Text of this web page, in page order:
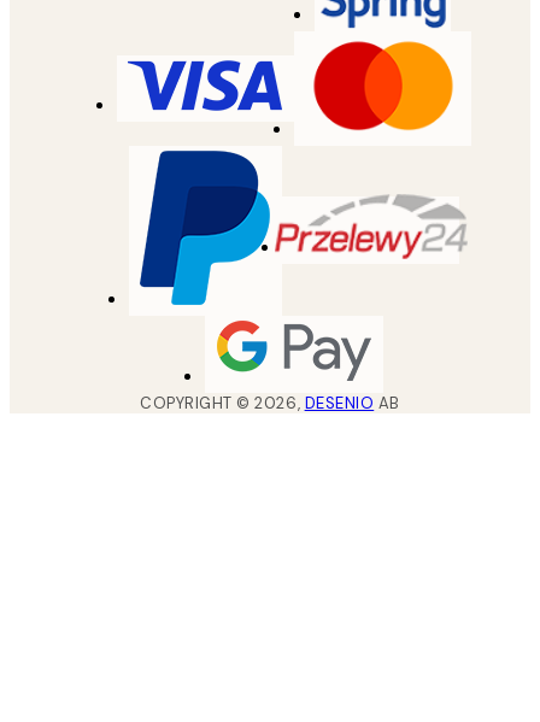
COPYRIGHT ©2026, DESENIO AB